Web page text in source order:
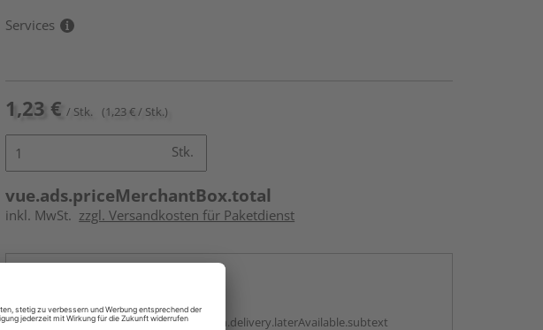
Services
1,23 € / Stk. (1,23 € / Stk.)
Stk.
vue.ads.priceMerchantBox.total
inkl. MwSt. zzgl. Versandkosten für Paketdienst
Auf Vorbestellung:
vue.ads.priceMerchantBox.option.delivery.laterAvailable.subtext